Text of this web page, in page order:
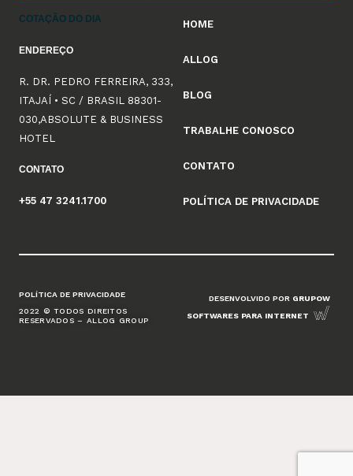
COTAÇÃO DO DIA
ENDEREÇO
R. DR. PEDRO FERREIRA, 333,
ITAJAÍ • SC / BRASIL 88301-
030,ABSOLUTE & BUSINESS
HOTEL
CONTATO
+55 47 3241.1700
HOME
ALLOG
BLOG
TRABALHE CONOSCO
CONTATO
POLÍTICA DE PRIVACIDADE
POLÍTICA DE PRIVACIDADE
2022 © TODOS DIREITOS
RESERVADOS – ALLOG GROUP
DESENVOLVIDO POR GRUPOW
SOFTWARES PARA INTERNET